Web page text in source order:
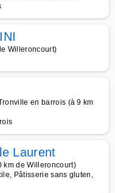
Willeroncourt)
en barrois (à 9 km
Laurent
km de Willeroncourt)
Pâtisserie sans gluten,